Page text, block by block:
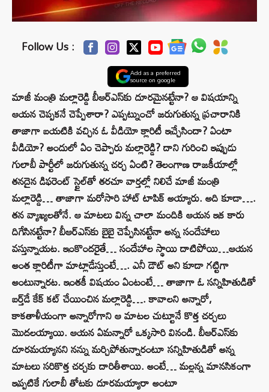
Follow Us :
Add as a preferred
source on google
మాజీ మంత్రి మల్లారెడ్డి బీఆర్‌ఎస్‌కు దూరమైనట్టేనా? ఆ విషయాన్ని
ఆయన చెప్పకనే చెప్పేశారా? ఎప్పట్నుంచో జరుగుతున్న ప్రచారానికి
తాజాగా బయటికి వచ్చిన ఓ వీడియో క్లారిటీ ఇచ్చేసిందా? ఏంటా
వీడియో? అందులో ఏం చెప్పారు మల్లారెడ్డి? దాని గురించి ఇప్పుడు
గులాబీ పార్టీలో జరుగుతున్న చర్చ ఏంటి? తెలంగాణ రాజకీయాల్లో
తనదైన డిఫరెంట్‌ స్టైల్‌తో తరచూ వార్తల్లో నిలిచే మాజీ మంత్రి
మల్లారెడ్డి… తాజాగా మరోసారి హాట్‌ టాపిక్‌ అయ్యారు. అది కూడా….
తన వ్యాఖ్యలతోనే. ఆ మాటలు విన్న చాలా మందికి ఆయన ఇక కారు
దిగేసినట్టేనా? బీఆర్‌ఎస్‌కు బైబై చెప్పేసినట్టేనా అన్న సందేహాలు
వస్తున్నాయట. ఇంకొందరైతే… సందేహాల స్థాయి దాటిపోయి…ఆయన
అంత క్లారిటీగా మాట్లాడేస్తుంటే…. ఎనీ డౌట్‌ అని కూడా గట్టిగా
అంటున్నారట. ఇంతకీ విషయం ఏంటంటే… తాజాగా ఓ సన్నిహితుడితో
బర్త్‌డే కేక్‌ కట్‌ చేయించిన మల్లారెడ్డి…. కావాలని అన్నారో,
కాకతాళీయంగా అన్నారోగాని ఆ మాటల చుట్టూనే కొత్త చర్చలు
మొదలయ్యాయి. ఆయన ఏమన్నారో ఒక్కసారి వినండి. బీఆర్‌ఎస్‌కు
దూరమయ్యానని నన్ను మర్చిపోతున్నారంటూ సన్నిహితుడితో అన్న
మాటలు సరికొత్త చర్చకు దారితీశాయి. అంటే… మల్లన్న మానసికంగా
ఇప్పటికే గులాబీ తోటకు దూరమయ్యారా అంటూ